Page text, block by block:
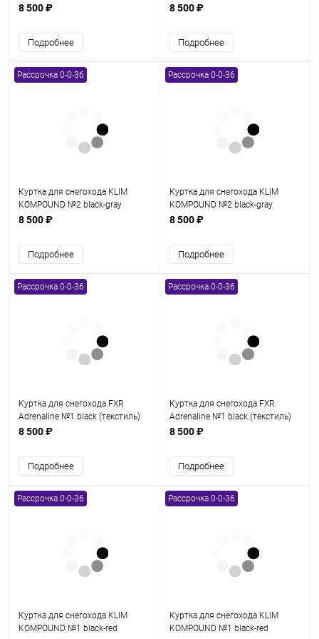
(текстиль) (XL)
8 500 ₽
Подробнее
(текстиль) (M)
8 500 ₽
Подробнее
Рассрочка 0-0-36
Куртка для снегохода KLIM
KOMPOUND №2 black-gray
(текстиль) (L)
8 500 ₽
Подробнее
Рассрочка 0-0-36
Куртка для снегохода KLIM
KOMPOUND №2 black-gray
(текстиль) (S)
8 500 ₽
Подробнее
Рассрочка 0-0-36
Куртка для снегохода FXR
Adrenaline №1 black (текстиль)
(L)
8 500 ₽
Подробнее
Рассрочка 0-0-36
Куртка для снегохода FXR
Adrenaline №1 black (текстиль)
(M)
8 500 ₽
Подробнее
Рассрочка 0-0-36
Куртка для снегохода KLIM
KOMPOUND №1 black-red
Рассрочка 0-0-36
Куртка для снегохода KLIM
KOMPOUND №1 black-red